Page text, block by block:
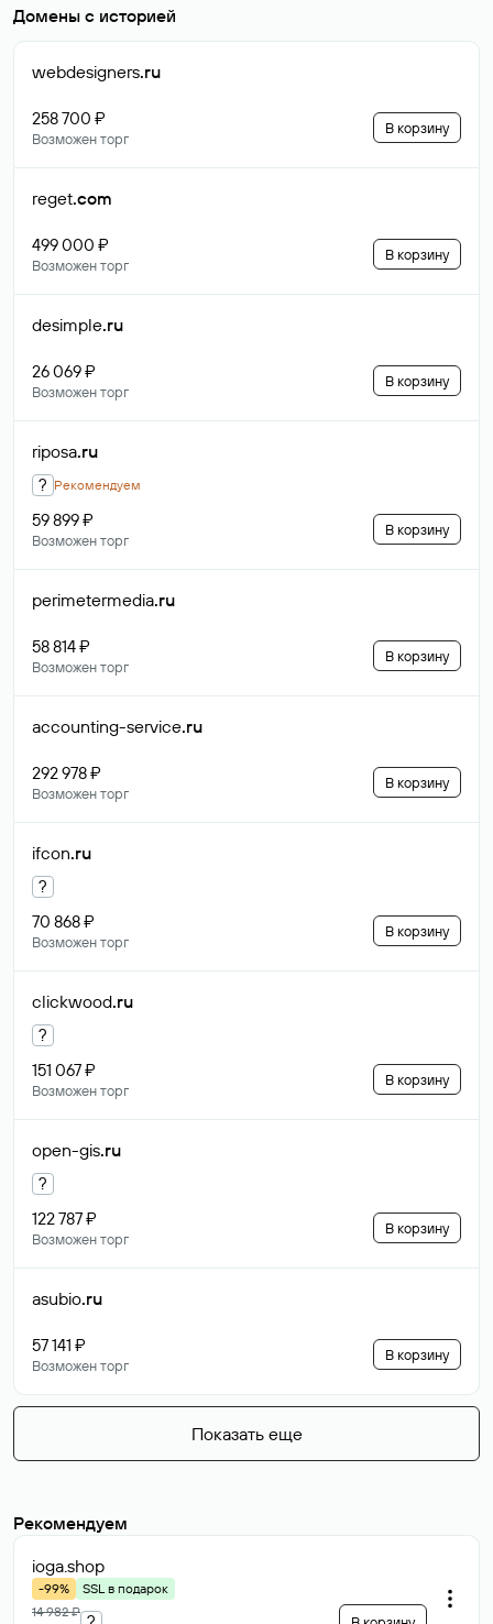
Домены с историей
webdesigners.ru
258 700 ₽
Возможен торг
В корзину
reget.com
499 000 ₽
Возможен торг
В корзину
desimple.ru
26 069 ₽
Возможен торг
В корзину
riposa.ru
? Рекомендуем
59 899 ₽
Возможен торг
В корзину
perimetermedia.ru
58 814 ₽
Возможен торг
В корзину
accounting-service.ru
292 978 ₽
Возможен торг
В корзину
ifcon.ru
?
70 868 ₽
Возможен торг
В корзину
clickwood.ru
?
151 067 ₽
Возможен торг
В корзину
open-gis.ru
?
122 787 ₽
Возможен торг
В корзину
asubio.ru
57 141 ₽
Возможен торг
В корзину
Показать еще
Рекомендуем
ioga.shop
-99%
SSL в подарок
14 982 ₽